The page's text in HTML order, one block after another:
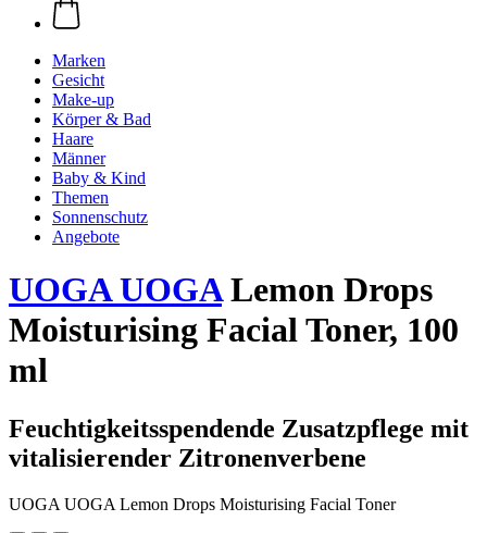
Marken
Gesicht
Make-up
Körper & Bad
Haare
Männer
Baby & Kind
Themen
Sonnenschutz
Angebote
UOGA UOGALemon Drops
Moisturising Facial Toner, 100
ml
Feuchtigkeitsspendende Zusatzpflege mit
vitalisierender Zitronenverbene
UOGA UOGA Lemon Drops Moisturising Facial Toner